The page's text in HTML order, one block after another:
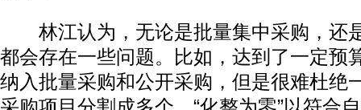
林江认为，无论是批量集中采购，还
都会存在一些问题。比如，达到了一定预
纳入批量采购和公开采购，但是很难杜绝